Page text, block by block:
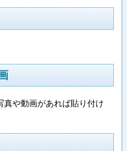
真や動画があれば貼り付け